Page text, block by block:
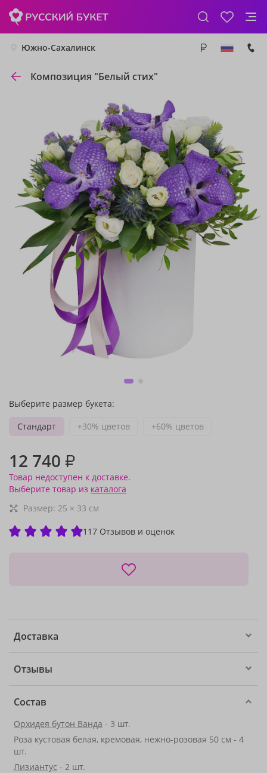
Южно-Сахалинск
Композиция "Белый стих"
Выберите размер букета:
Стандарт
+30% цветов +60% цветов
12 740 ₽
Товар недоступен к доставке.
Выберите товар из каталога
Размер: 25 × 33 см
117 Отзывов и оценок
Доставка
Отзывы
Состав
Орхидея бутон Ванда - 3 шт.
Роза кустовая белая, кремовая, нежно-розовая 50 см - 4
шт.
Лизиантус - 2 шт.